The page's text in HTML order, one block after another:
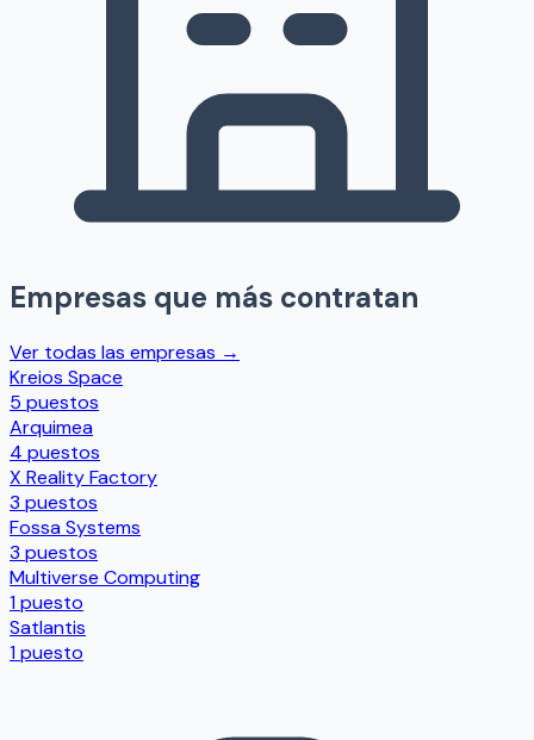
Empresas que más contratan
Ver todas las empresas →
Kreios Space
5 puestos
Arquimea
4 puestos
X Reality Factory
3 puestos
Fossa Systems
3 puestos
Multiverse Computing
1 puesto
Satlantis
1 puesto